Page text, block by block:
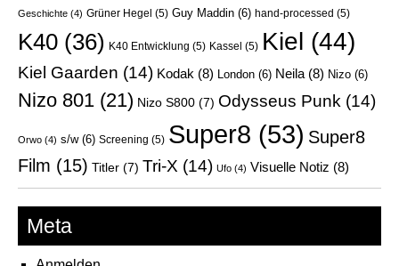
Geschichte (4) Grüner Hegel (5) Guy Maddin (6) hand-processed (5)
K40 (36) K40 Entwicklung (5) Kassel (5) Kiel (44)
Kiel Gaarden (14) Kodak (8) London (6) Neila (8) Nizo (6)
Nizo 801 (21) Nizo S800 (7) Odysseus Punk (14)
Orwo (4) s/w(6) Screening (5) Super8 (53) Super8
Film (15) Titler (7) Tri-X (14) Ufo (4) Visuelle Notiz (8)
Meta